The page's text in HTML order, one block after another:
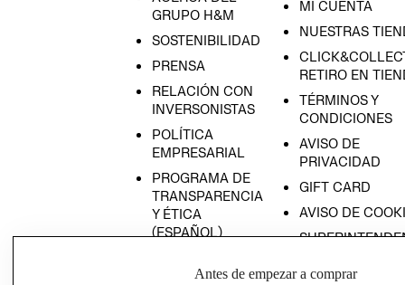
GRUPO H&M
SOSTENIBILIDAD
PRENSA
RELACIÓN CON
INVERSONISTAS
POLÍTICA
EMPRESARIAL
PROGRAMA DE
TRANSPARENCIA
Y ÉTICA
(ESPAÑOL)
TRANSPARENCIA
MI CUENTA
NUESTRAS
RETIRO EN
TÉRMINOS Y
CONDICIONES
AVISO DE
PRIVACIDAD
GIFT CARD
AVISO DE
COMERCIO - SIC
Antes de empezar a comprar